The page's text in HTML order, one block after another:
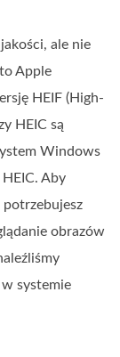
ale nie
Apple
HEIF (High-
HEIC są
Windows
Aby
obrazów
systemie